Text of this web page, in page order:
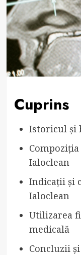
Cuprins
Istoricul și
Ialoclean
Indicații și
Ialoclean
Utilizarea
medicală
Concluzii